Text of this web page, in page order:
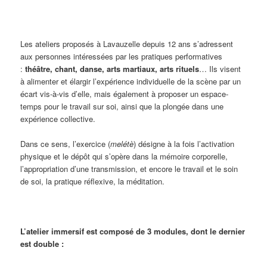
Les ateliers proposés à Lavauzelle depuis 12 ans s’adressent
aux personnes intéressées par les pratiques performatives
:théâtre, chant, danse, arts martiaux, arts rituels… Ils visent
à alimenter et élargir l’expérience individuelle de la scène par un
écart vis-à-vis d’elle, mais également à proposer un espace-
temps pour le travail sur soi, ainsi que la plongée dans une
expérience collective.
Dans ce sens, l’exercice (melétè) désigne à la fois l’activation
physique et le dépôt qui s’opère dans la mémoire corporelle,
l’appropriation d’une transmission, et encore le travail et le soin
de soi, la pratique réflexive, la méditation.
L’atelier immersif est composé de 3 modules, dont le dernier
est double :